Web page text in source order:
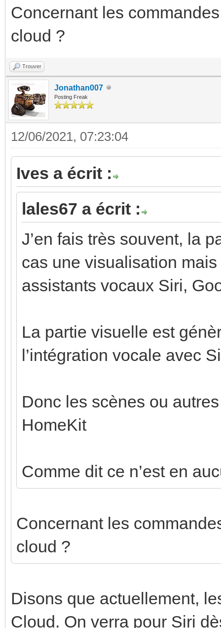
Concernant les
cloud ?
Trouver
Jonathan007
Posting Freak
12/06/2021, 07:23:04
Ives a écrit :
lales67 a écrit :
J’en fais très souvent, la
cas une visualisation
assistants vocaux Siri,
La partie visuelle est
l’intégration vocale avec
Donc les scènes ou
HomeKit
Comme dit ce n’est en
Concernant les
cloud ?
Disons que actuellement,
Cloud. On verra pour Siri